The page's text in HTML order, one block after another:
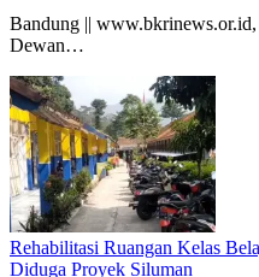
Bandung ||
Dewan…
Rehabilitasi Ruangan Kelas
Diduga Proyek Siluman